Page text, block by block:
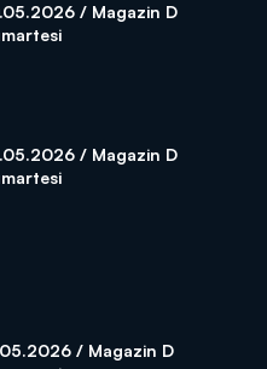
/ Magazin D
/ Magazin D
/ Magazin D